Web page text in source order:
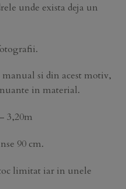
unde exista deja un
si din acest motiv,
in material.
3,20m
90 cm.
limitat iar in unele